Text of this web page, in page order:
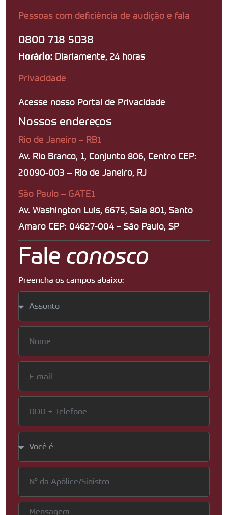
Pessoas com deficiência de audição e fala
0800 718 5038
Horário: Diariamente, 24 horas
Privacidade
Acesse nosso Portal de Privacidade
Nossos endereços
Rio de Janeiro – RB1
Av. Rio Branco, 1, Conjunto 806, Centro CEP:
20090-003 – Rio de Janeiro, RJ
São Paulo – GATE1
Av. Washington Luis, 6675, Sala 801, Santo
Amaro CEP: 04627-004 – São Paulo, SP
Fale conosco
Preencha os campos abaixo: